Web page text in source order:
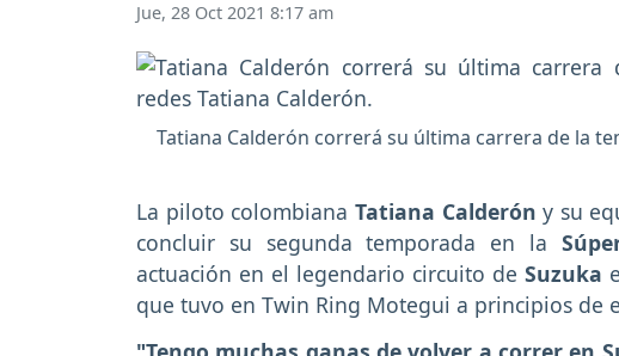
Jue, 28 Oct 2021 8:17 am
Tatiana Calderón correrá su última carrera de la
La piloto colombiana Tatiana Calderón y su
concluir su segunda temporada en la
actuación en el legendario circuito de Suzuka
que tuvo en Twin Ring Motegui a principios de